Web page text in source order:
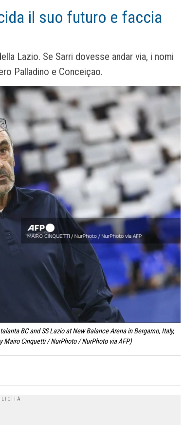
il suo futuro e faccia
Lazio. Se Sarri dovesse andar via, i nomi
Palladino e Conceiçao.
BC and SS Lazio at New Balance Arena in Bergamo, Italy,
Cinquetti / NurPhoto / NurPhoto via AFP)